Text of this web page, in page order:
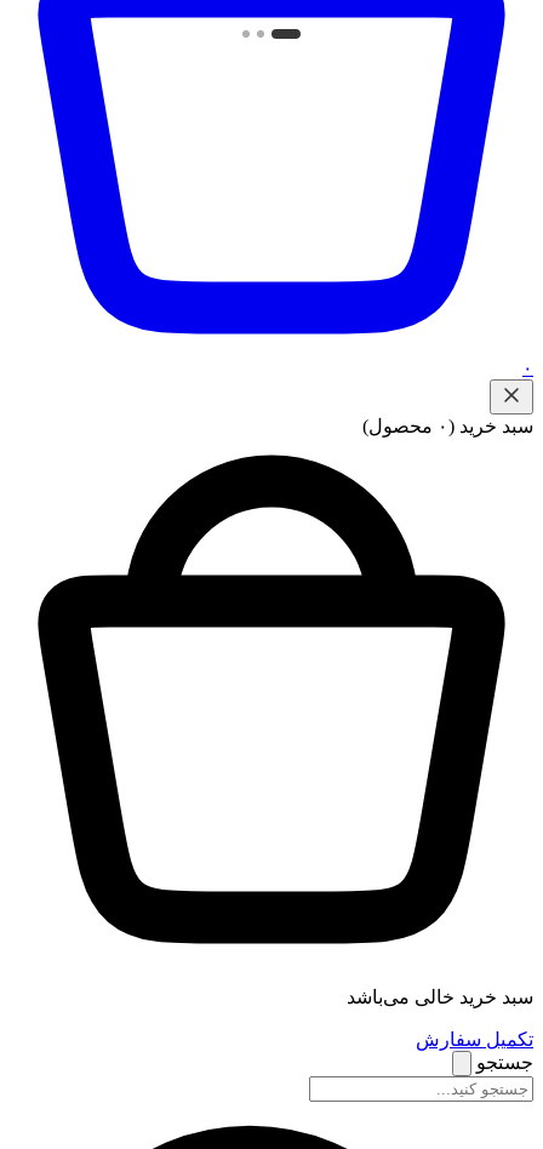
۰
سبد خرید (۰ محصول)
سبد خرید خالی می‌باشد
تکمیل سفارش
جستجو